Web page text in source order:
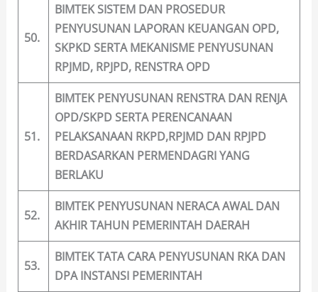
50.
BIMTEK SISTEM DAN PROSEDUR
PENYUSUNAN LAPORAN KEUANGAN OPD,
SKPKD SERTA MEKANISME PENYUSUNAN
RPJMD, RPJPD, RENSTRA OPD
51.
BIMTEK PENYUSUNAN RENSTRA DAN RENJA
OPD/SKPD SERTA PERENCANAAN
PELAKSANAAN RKPD,RPJMD DAN RPJPD
BERDASARKAN PERMENDAGRI YANG
BERLAKU
52.
BIMTEK PENYUSUNAN NERACA AWAL DAN
AKHIR TAHUN PEMERINTAH DAERAH
53.
BIMTEK TATA CARA PENYUSUNAN RKA DAN
DPA INSTANSI PEMERINTAH